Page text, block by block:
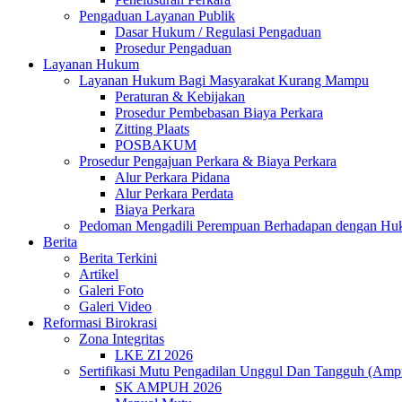
Pengaduan Layanan Publik
Dasar Hukum / Regulasi Pengaduan
Prosedur Pengaduan
Layanan Hukum
Layanan Hukum Bagi Masyarakat Kurang Mampu
Peraturan & Kebijakan
Prosedur Pembebasan Biaya Perkara
Zitting Plaats
POSBAKUM
Prosedur Pengajuan Perkara & Biaya Perkara
Alur Perkara Pidana
Alur Perkara Perdata
Biaya Perkara
Pedoman Mengadili Perempuan Berhadapan dengan
Berita
Berita Terkini
Artikel
Galeri Foto
Galeri Video
Reformasi Birokrasi
Zona Integritas
LKE ZI 2026
Sertifikasi Mutu Pengadilan Unggul Dan Tangguh
SK AMPUH 2026